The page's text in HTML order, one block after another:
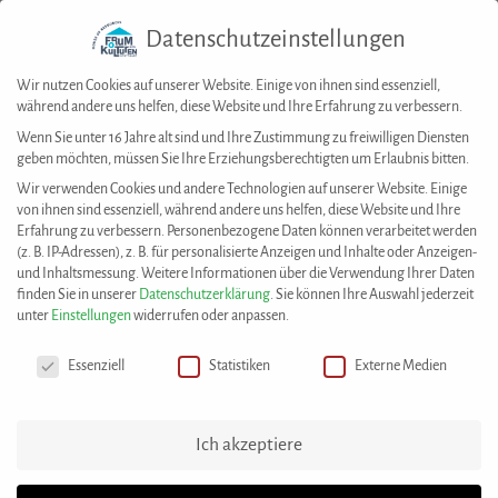
Christos Asteriou
Diese Best Practice wurde eingereicht von:
Kalimera e. V. – deutsch-griechische Kulturinitiative
Lesung mit dem griechischen Autor
Im November 2023 veranstaltete Kalimera e. V. eine
Datenschutzeinstellungen
Wir nutzen Cookies auf unserer Website. Einige von ihnen sind essenziell,
während andere uns helfen, diese Website und Ihre Erfahrung zu verbessern.
Wenn Sie unter 16 Jahre alt sind und Ihre Zustimmung zu freiwilligen Diensten
geben möchten, müssen Sie Ihre Erziehungsberechtigten um Erlaubnis bitten.
Wir verwenden Cookies und andere Technologien auf unserer Website. Einige
von ihnen sind essenziell, während andere uns helfen, diese Website und Ihre
Erfahrung zu verbessern. Personenbezogene Daten können verarbeitet werden
(z. B. IP-Adressen), z. B. für personalisierte Anzeigen und Inhalte oder Anzeigen-
und Inhaltsmessung. Weitere Informationen über die Verwendung Ihrer Daten
finden Sie in unserer Datenschutzerklärung. Sie können Ihre Auswahl jederzeit
unter Einstellungenwiderrufen oder anpassen.
Essenziell
Statistiken Externe Medien
Ich akzeptiere